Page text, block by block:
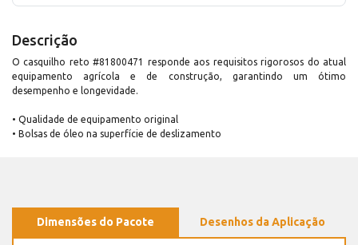
Descrição
O casquilho reto #81800471 responde aos requisitos rigorosos do atual
equipamento agrícola e de construção, garantindo um ótimo
desempenho e longevidade.
• Qualidade de equipamento original
• Bolsas de óleo na superfície de deslizamento
Dimensões do Pacote Desenhos da Aplicação